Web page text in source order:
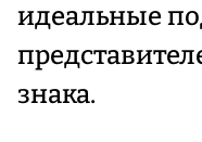
идеальные
знака.